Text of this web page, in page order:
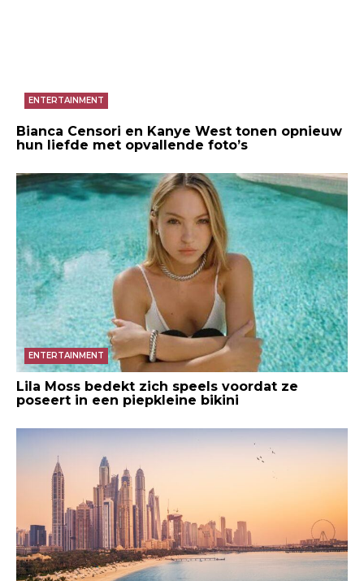
ENTERTAINMENT
Bianca Censori en Kanye West tonen opnieuw
hun liefde met opvallende foto’s
ENTERTAINMENT
Lila Moss bedekt zich speels voordat ze
poseert in een piepkleine bikini